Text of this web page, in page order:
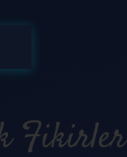
Fikirler